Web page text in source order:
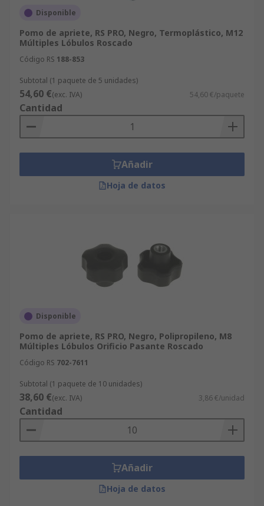
Disponible
Pomo de apriete, RS PRO, Negro, Termoplástico, M12
Múltiples Lóbulos Roscado
Código RS 188-853
Subtotal (1 paquete de 5 unidades)
54,60 €(exc. IVA) 54,60 €/paquete
Cantidad
Añadir
Hoja de datos
Disponible
Pomo de apriete, RS PRO, Negro, Polipropileno, M8
Múltiples Lóbulos Orificio Pasante Roscado
Código RS 702-7611
Subtotal (1 paquete de 10 unidades)
38,60 €(exc. IVA) 3,86 €/unidad
Cantidad
Añadir
Hoja de datos